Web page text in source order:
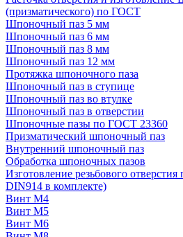
(призматического) по ГОСТ
Шпоночный паз 5 мм
Шпоночный паз 6 мм
Шпоночный паз 8 мм
Шпоночный паз 12 мм
Протяжка шпоночного паза
Шпоночный паз в ступице
Шпоночный паз во втулке
Шпоночный паз в отверстии
Шпоночные пазы по ГОСТ 23360
Призматический шпоночный паз
Внутренний шпоночный паз
Обработка шпоночных пазов
Изготовление резьбового
DIN914 в комплекте)
Винт М4
Винт М5
Винт М6